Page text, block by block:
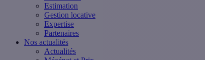
Estimation
Gestion locative
Expertise
Partenaires
Nos actualités
Actualités